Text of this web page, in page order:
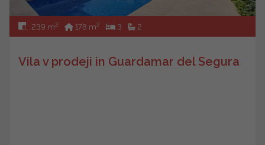
239 m2 178 m2 3 2
Vila v prodeji in Guardamar del Segura